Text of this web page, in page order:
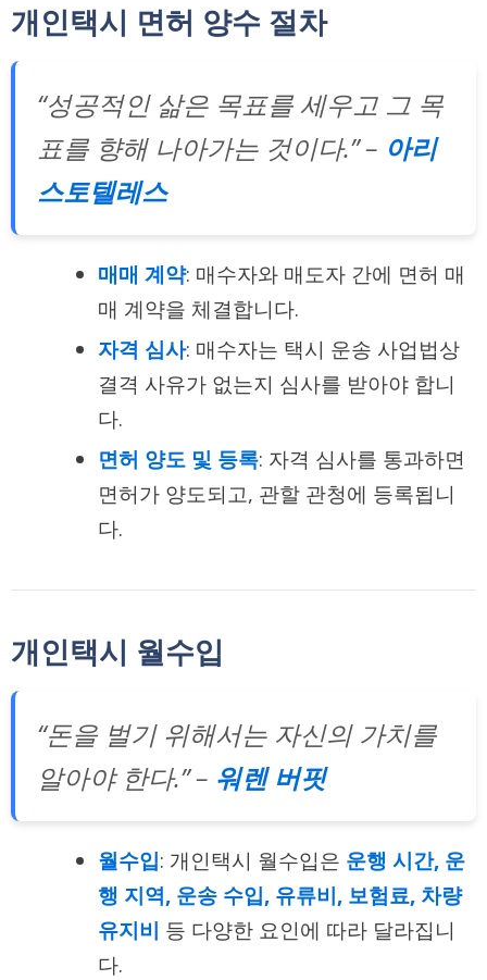
개인택시 면허 양수 절차
“성공적인 삶은 목표를 세우고 그 목
표를 향해 나아가는 것이다.” – 아리
스토텔레스
매매 계약: 매수자와 매도자 간에 면허 매
매 계약을 체결합니다.
자격 심사: 매수자는 택시 운송 사업법상
결격 사유가 없는지 심사를 받아야 합니
다.
면허 양도 및 등록: 자격 심사를 통과하면
면허가 양도되고, 관할 관청에 등록됩니
다.
개인택시 월수입
“돈을 벌기 위해서는 자신의 가치를
알아야 한다.” – 워렌 버핏
월수입: 개인택시 월수입은 운행 시간, 운
행 지역, 운송 수입, 유류비, 보험료, 차량
유지비 등 다양한 요인에 따라 달라집니
다.